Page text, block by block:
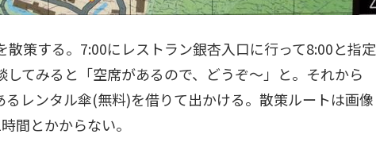
策する。7:00にレストラン銀杏入口に行って8:00と指定
てみると「空席があるので、どうぞ～」と。それから
レンタル傘(無料)を借りて出かける。散策ルートは画像
間とかからない。